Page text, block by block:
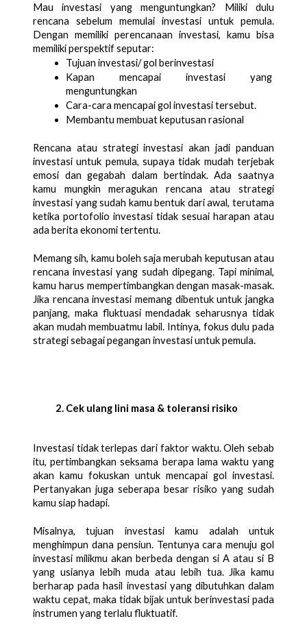
Mau investasi yang menguntungkan? Miliki dulu
rencana sebelum memulai investasi untuk pemula.
Dengan memiliki perencanaan investasi, kamu bisa
memiliki perspektif seputar:
Tujuan investasi/ gol berinvestasi
Kapan mencapai investasi yang
menguntungkan
Cara-cara mencapai gol investasi tersebut.
Membantu membuat keputusan rasional
Rencana atau strategi investasi akan jadi panduan
investasi untuk pemula, supaya tidak mudah terjebak
emosi dan gegabah dalam bertindak. Ada saatnya
kamu mungkin meragukan rencana atau strategi
investasi yang sudah kamu bentuk dari awal, terutama
ketika portofolio investasi tidak sesuai harapan atau
ada berita ekonomi tertentu.
Memang sih, kamu boleh saja merubah keputusan atau
rencana investasi yang sudah dipegang. Tapi minimal,
kamu harus mempertimbangkan dengan masak-masak.
Jika rencana investasi memang dibentuk untuk jangka
panjang, maka fluktuasi mendadak seharusnya tidak
akan mudah membuatmu labil. Intinya, fokus dulu pada
strategi sebagai pegangan investasi untuk pemula.
Cek ulang lini masa & toleransi risiko
Investasi tidak terlepas dari faktor waktu. Oleh sebab
itu, pertimbangkan seksama berapa lama waktu yang
akan kamu fokuskan untuk mencapai gol investasi.
Pertanyakan juga seberapa besar risiko yang sudah
kamu siap hadapi.
Misalnya, tujuan investasi kamu adalah untuk
menghimpun dana pensiun. Tentunya cara menuju gol
investasi milikmu akan berbeda dengan si A atau si B
yang usianya lebih muda atau lebih tua. Jika kamu
berharap pada hasil investasi yang dibutuhkan dalam
waktu cepat, maka tidak bijak untuk berinvestasi pada
instrumen yang terlalu fluktuatif.